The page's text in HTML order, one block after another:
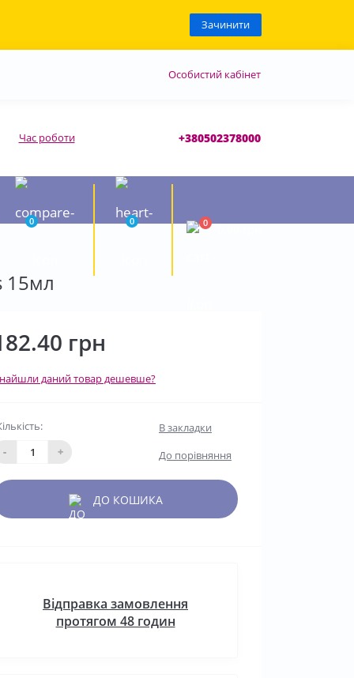
Зачинити
Особистий кабінет
Час роботи +380502378000
0 0 0
15мл
грн
даний товар дешевше?
-
+
В закладки
До порівняння
ДО КОШИКА
Відправка замовлення
протягом 48 годин